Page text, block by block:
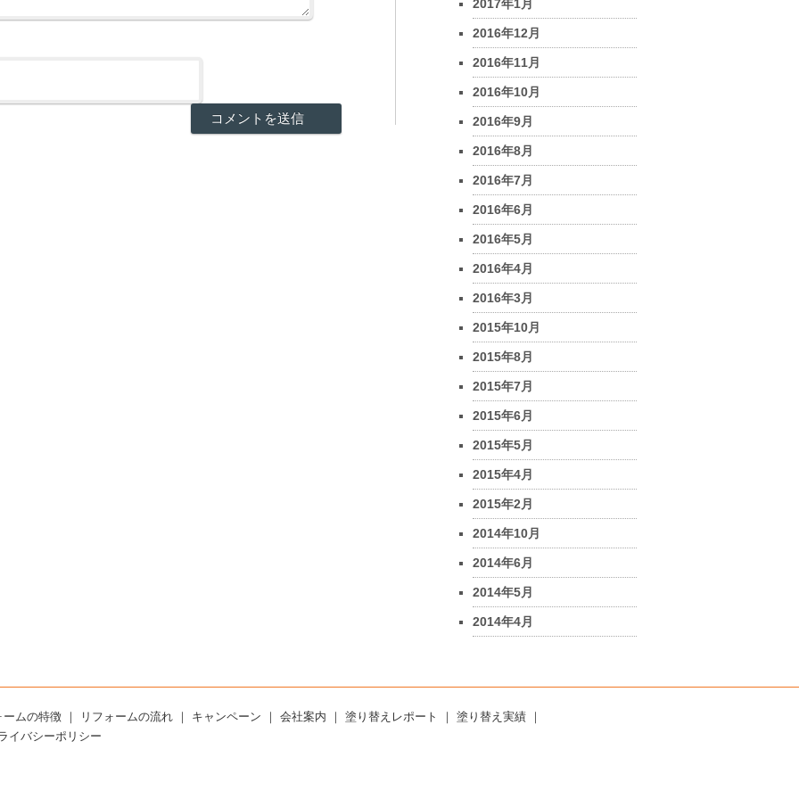
2017年1月
2016年12月
2016年11月
2016年10月
2016年9月
2016年8月
2016年7月
2016年6月
2016年5月
2016年4月
2016年3月
2015年10月
2015年8月
2015年7月
2015年6月
2015年5月
2015年4月
2015年2月
2014年10月
2014年6月
2014年5月
2014年4月
ームの特徴 ｜ リフォームの流れ ｜ キャンペーン ｜ 会社案内 ｜ 塗り替えレポート ｜ 塗り替え実績 ｜
イバシーポリシー